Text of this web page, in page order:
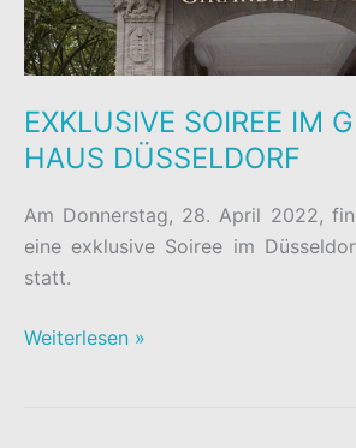
EXKLUSIVE SOIREE IM
HAUS DÜSSELDORF
Am Donnerstag, 28. April 2022,
eine exklusive Soiree im
statt.
EXKLUSIVE
Weiterlesen »